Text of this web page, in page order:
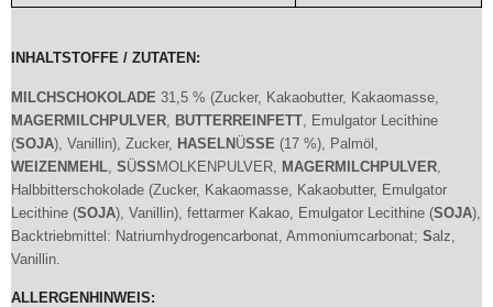
INHALTSTOFFE / ZUTATEN:
MILCHSCHOKOLADE 31,5 % (Zucker, Kakaobutter, Kakaomasse,
MAGERMILCHPULVER, BUTTERREINFETT, Emulgator Lecithine
(SOJA), Vanillin), Zucker, HAS ELN ÜSS E (17 %), Palmöl,
WEIZENMEHL, SÜSS MOLKENPULVER, MAGERMILCHPULVER,
Halbbitterschokolade (Zucker, Kakaomasse, Kakaobutter, Emulgator
Lecithine (SOJA), Vanillin), fettarmer Kakao, Emulgator Lecithine (SOJA),
Backtriebmittel: Natriumhydrogencarbonat, Ammoniumcarbonat; Salz,
Vanillin.
ALLERGENHINWEIS: